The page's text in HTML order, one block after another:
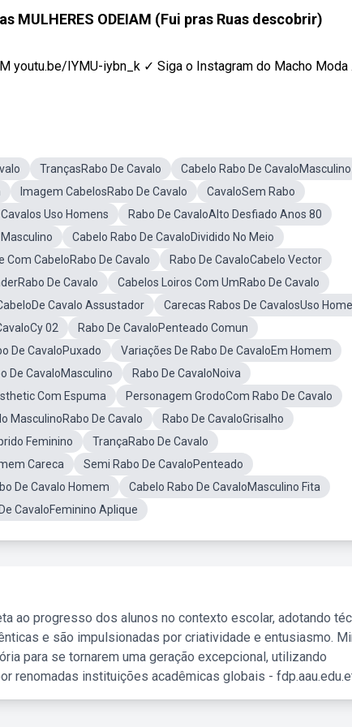
MULHERES ODEIAM (Fui pras Ruas descobrir)
youtu.be/IYMU-iybn_k ✓ Siga o Instagram do Macho Moda
TrançasRabo De Cavalo
Cabelo Rabo De CavaloMasculino
Imagem CabelosRabo De Cavalo
CavaloSem Rabo
Uso Homens
Rabo De CavaloAlto Desfiado Anos 80
Cabelo Rabo De CavaloDividido No Meio
Com CabeloRabo De Cavalo
Rabo De CavaloCabelo Vector
De Cavalo
Cabelos Loiros Com UmRabo De Cavalo
Cavalo Assustador
Carecas Rabos De CavalosUso
02
Rabo De CavaloPenteado Comun
De CavaloPuxado
Variações De Rabo De CavaloEm Homem
De CavaloMasculino
Rabo De CavaloNoiva
Com Espuma
Personagem GrodoCom Rabo De Cavalo
MasculinoRabo De Cavalo
Rabo De CavaloGrisalho
Feminino
TrançaRabo De Cavalo
Careca
Semi Rabo De CavaloPenteado
De Cavalo Homem
Cabelo Rabo De CavaloMasculino Fita
CavaloFeminino Aplique
ao progresso dos alunos no contexto escolar, adotando
e são impulsionadas por criatividade e entusiasmo.
para se tornarem uma geração excepcional, utilizando
renomadas instituições acadêmicas globais -